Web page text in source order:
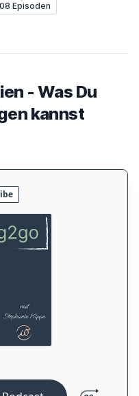
Episoden
- Was Du
kannst